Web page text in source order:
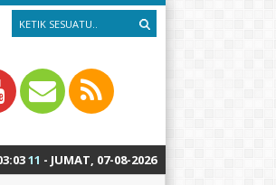
:0313 - JUMAT, 07-08-2026